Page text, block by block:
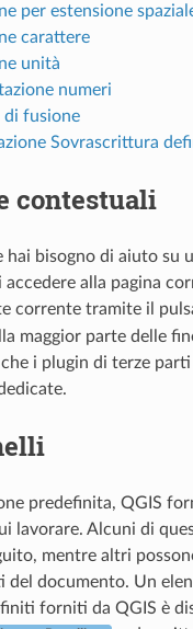
per estensione
carattere
unità
numeri
di fusione
Sovrascrittura
contestuali
hai bisogno di aiuto su
alla pagina
corrente tramite il
maggior parte delle
i plugin di terze
predefinita, QGIS
lavorare. Alcuni di
mentre altri
del documento. Un
forniti da QGIS è